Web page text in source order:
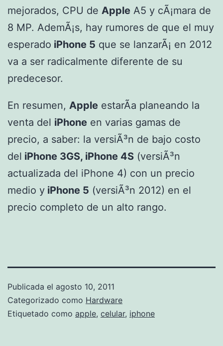
mejorados, CPU de Apple A5 y cÃ¡mara de
8 MP. AdemÃ¡s, hay rumores de que el muy
esperado iPhone 5 que se lanzarÃ¡ en 2012
va a ser radicalmente diferente de su
predecesor.
En resumen, Apple estarÃ­a planeando la
venta del iPhone en varias gamas de
precio, a saber: la versiÃ³n de bajo costo
del iPhone 3GS, iPhone 4S (versiÃ³n
actualizada del iPhone 4) con un precio
medio y iPhone 5 (versiÃ³n 2012) en el
precio completo de un alto rango.
Publicada el agosto 10, 2011
Categorizado como Hardware
Etiquetado como apple, celular, iphone